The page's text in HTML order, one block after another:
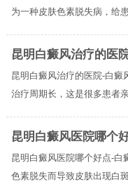
为一种皮肤色素脱失病，给
昆明白癜风治疗的医
昆明白癜风治疗的医院-白癜
治疗周期长，这是很多患者
昆明白癜风医院哪个
昆明白癜风医院哪个好点-白
色素脱失而导致皮肤出现白